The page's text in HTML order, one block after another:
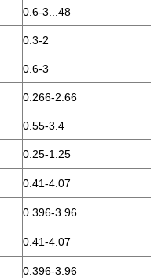
0.6-3...48
0.3-2
0.6-3
0.266-2.66
0.55-3.4
0.25-1.25
0.41-4.07
0.396-3.96
0.41-4.07
0.396-3.96